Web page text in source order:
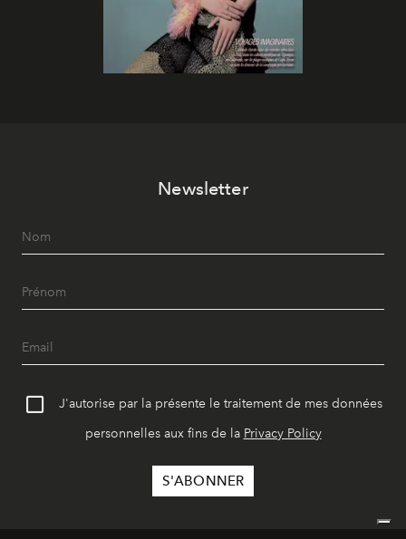
Newsletter
J'autorise par la présente le traitement de mes données
personnelles aux fins de la Privacy Policy